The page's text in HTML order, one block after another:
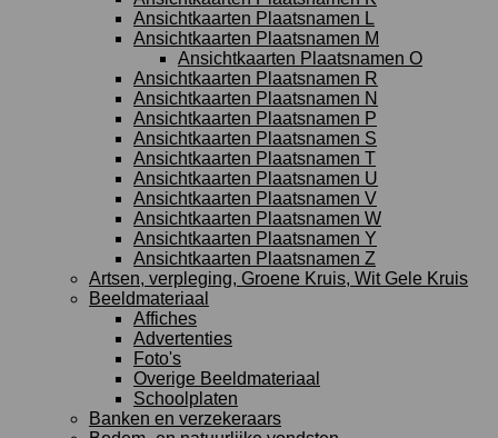
Ansichtkaarten Plaatsnamen L
Ansichtkaarten Plaatsnamen M
Ansichtkaarten Plaatsnamen O
Ansichtkaarten Plaatsnamen R
Ansichtkaarten Plaatsnamen N
Ansichtkaarten Plaatsnamen P
Ansichtkaarten Plaatsnamen S
Ansichtkaarten Plaatsnamen T
Ansichtkaarten Plaatsnamen U
Ansichtkaarten Plaatsnamen V
Ansichtkaarten Plaatsnamen W
Ansichtkaarten Plaatsnamen Y
Ansichtkaarten Plaatsnamen Z
Artsen, verpleging, Groene Kruis, Wit Gele Kruis
Beeldmateriaal
Affiches
Advertenties
Foto's
Overige Beeldmateriaal
Schoolplaten
Banken en verzekeraars